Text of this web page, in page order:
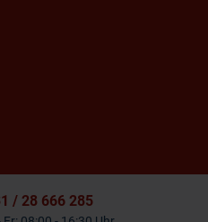
/ 28 666 285